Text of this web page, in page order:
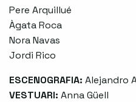
Pere Arquillué
Àgata Roca
Nora Navas
Jordi Rico
ESCENOGRAFIA: Alejandro
VESTUARI: Anna Güell